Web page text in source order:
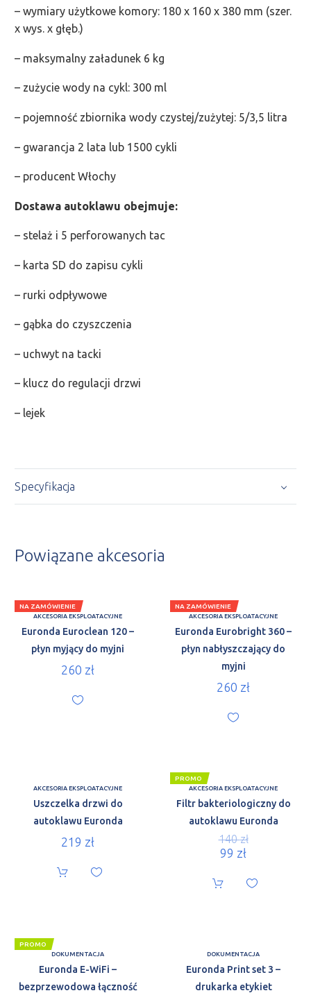
– wymiary użytkowe komory: 180 x 160 x 380 mm (szer.
x wys. x głęb.)
– maksymalny załadunek 6 kg
– zużycie wody na cykl: 300 ml
– pojemność zbiornika wody czystej/zużytej: 5/3,5 litra
– gwarancja 2 lata lub 1500 cykli
– producent Włochy
Dostawa autoklawu obejmuje:
– stelaż i 5 perforowanych tac
– karta SD do zapisu cykli
– rurki odpływowe
– gąbka do czyszczenia
– uchwyt na tacki
– klucz do regulacji drzwi
– lejek
Specyfikacja
Powiązane akcesoria
NA ZAMÓWIENIE
AKCESORIA EKSPLOATACYJNE
Euronda Euroclean 120 –
płyn myjący do myjni
260 zł
NA ZAMÓWIENIE
AKCESORIA EKSPLOATACYJNE
Euronda Eurobright 360 –
płyn nabłyszczający do
myjni
260 zł
AKCESORIA EKSPLOATACYJNE
Uszczelka drzwi do
autoklawu Euronda
219 zł
PROMO
AKCESORIA EKSPLOATACYJNE
Filtr bakteriologiczny do
autoklawu Euronda
140zł
99 zł
PROMO
DOKUMENTACJA
Euronda E-WiFi –
bezprzewodowa łączność
DOKUMENTACJA
Euronda Print set 3 –
drukarka etykiet